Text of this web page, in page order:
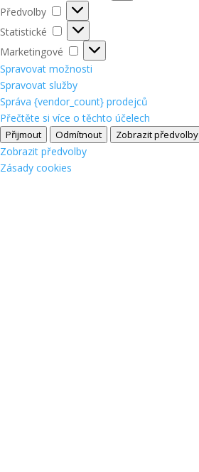
Předvolby
Předvolby
Statistické
Statistické
Marketingové
Marketingové
Spravovat možnosti
Spravovat služby
Správa {vendor_count} prodejců
Přečtěte si více o těchto účelech
Přijmout Odmítnout Zobrazit předvolby
Zobrazit předvolby
Zásady cookies